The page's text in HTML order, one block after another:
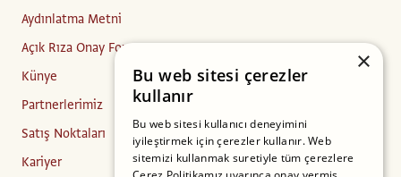
Aydınlatma Metni
Açık Rıza Onay Formu
Künye
Partnerlerimiz
Satış Noktaları
Kariyer
×
Bu web sitesi çerezler
kullanır
Bu web sitesi kullanıcı deneyimini
iyileştirmek için çerezler kullanır. Web
sitemizi kullanmak suretiyle tüm çerezlere